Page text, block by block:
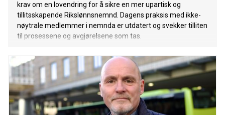
krav om en lovendring for å sikre en mer upartisk og
tillitsskapende Rikslønnsnemnd. Dagens praksis med ikke-
nøytrale medlemmer i nemnda er utdatert og svekker tilliten
til prosessene og avgjørelsene som tas.